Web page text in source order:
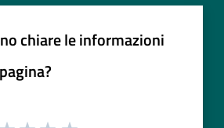
chiare le informazioni